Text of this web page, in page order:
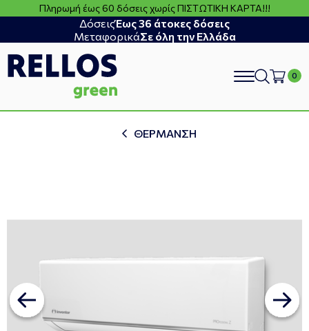
Πληρωμή έως 60 δόσεις χωρίς ΠΙΣΤΩΤΙΚΗ ΚΑΡΤΑ!!!
ΔόσειςΈως 36 άτοκες δόσεις
ΜεταφορικάΣε όλη την Ελλάδα
search
ΘΕΡΜΑΝΣΗ